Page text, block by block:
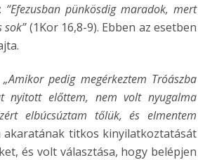
“Efezusban pünkösdig maradok, mert
(1Kor 16,8-9). Ebben az esetben
„Amikor pedig megérkeztem Tróászba
nyitott előttem, nem volt nyugalma
elbúcsúztam tőlük, és elmentem
titkos kinyilatkoztatását
és volt választása, hogy belépjen